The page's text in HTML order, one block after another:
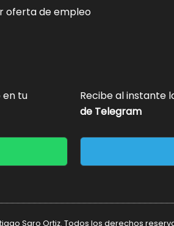
oferta de empleo
en tu
Recibe al instante
de Telegram
Saro Ortiz. Todos los derechos